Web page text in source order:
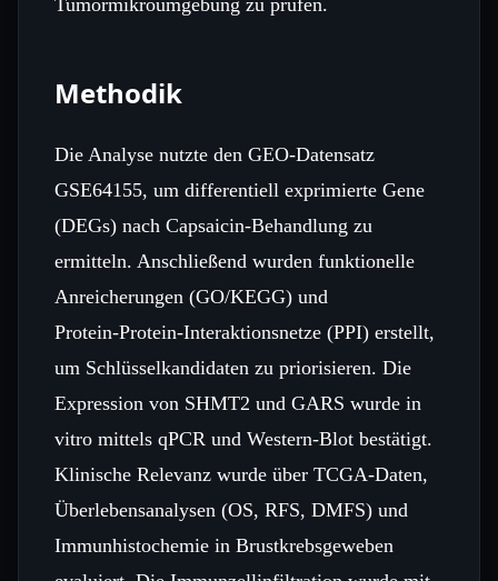
Methodik
Die Analyse nutzte den GEO‑Datensatz
GSE64155, um differentiell exprimierte Gene
(DEGs) nach Capsaicin‑Behandlung zu
ermitteln. Anschließend wurden funktionelle
Anreicherungen (GO/KEGG) und
Protein‑Protein‑Interaktionsnetze (PPI) erstellt,
um Schlüsselkandidaten zu priorisieren. Die
Expression von SHMT2 und GARS wurde in
vitro mittels qPCR und Western‑Blot bestätigt.
Klinische Relevanz wurde über TCGA‑Daten,
Überlebensanalysen (OS, RFS, DMFS) und
Immunhistochemie in Brustkrebsgeweben